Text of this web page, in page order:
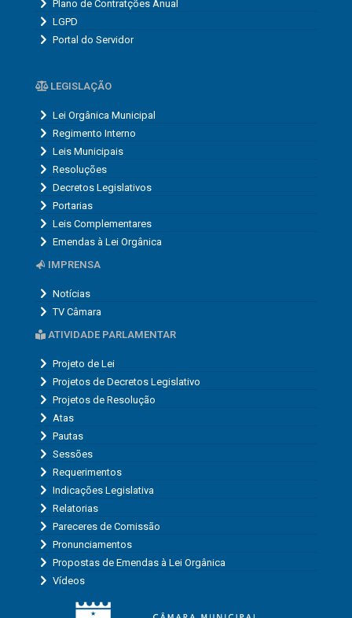
Lei Orgânica Municipal
Regimento Interno
Leis Municipais
Decretos Legislativos
Leis Complementares
Emendas à Lei Orgânica
IMPRENSA
Notícias
TV Câmara
ATIVIDADE PARLAMENTAR
Projetos de Resolução
Atas
Pautas
Requerimentos
Indicações Legislativa
Relatorias
Pareceres de Comissão
Pronunciamentos
Propostas de Emendas à Lei Orgânica
Vídeos
Endereço: Av. Manoel Cândido, nº 729, São Bento do Una - PE.
CEP: 55370-027 |